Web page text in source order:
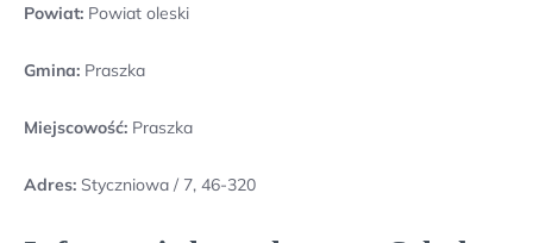
Powiat: Powiat oleski
Gmina: Praszka
Miejscowość: Praszka
Adres: Styczniowa / 7, 46-320